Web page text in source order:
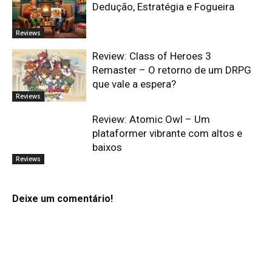
Reviews
Dedução, Estratégia e Fogueira
Reviews
Review: Class of Heroes 3
Remaster – O retorno de um DRPG
que vale a espera?
Reviews
Review: Atomic Owl – Um
plataformer vibrante com altos e
baixos
Deixe um comentário!